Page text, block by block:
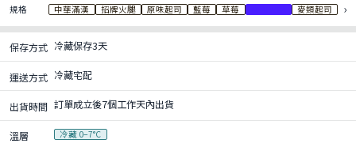
規格 中華滿漢 招牌火腿 原味起司 藍莓 草莓 麥類起司 ›
保存方式 冷藏保存3天
運送方式 冷藏宅配
出貨時間 訂單成立後7個工作天內出貨
溫層 冷藏 0–7°C